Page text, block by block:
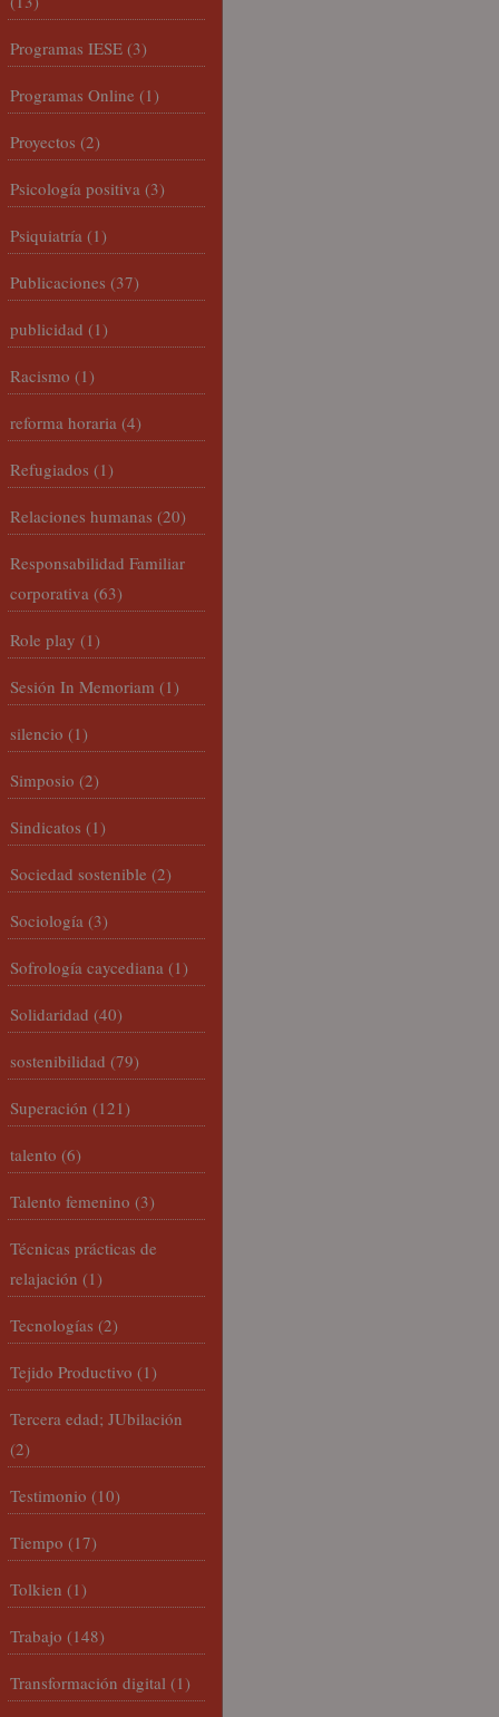
Programas IESE (3)
Programas Online (1)
Proyectos (2)
Psicología positiva (3)
Psiquiatría (1)
Publicaciones (37)
publicidad (1)
Racismo (1)
reforma horaria (4)
Refugiados (1)
Relaciones humanas (20)
Responsabilidad Familiar
corporativa (63)
Role play (1)
Sesión In Memoriam (1)
silencio (1)
Simposio (2)
Sindicatos (1)
Sociedad sostenible (2)
Sociología (3)
Sofrología caycediana (1)
Solidaridad (40)
sostenibilidad (79)
Superación (121)
talento (6)
Talento femenino (3)
Técnicas prácticas de
relajación (1)
Tecnologías (2)
Tejido Productivo (1)
Tercera edad; JUbilación
(2)
Testimonio (10)
Tiempo (17)
Tolkien (1)
Trabajo (148)
Transformación digital (1)